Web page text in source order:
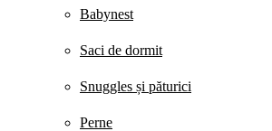
Babynest
Saci de dormit
Snuggles și păturici
Perne